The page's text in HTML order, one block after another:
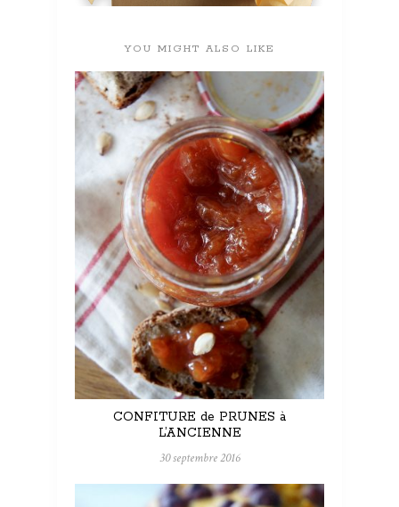
YOU MIGHT ALSO LIKE
CONFITURE de PRUNES à
L’ANCIENNE
30 septembre 2016